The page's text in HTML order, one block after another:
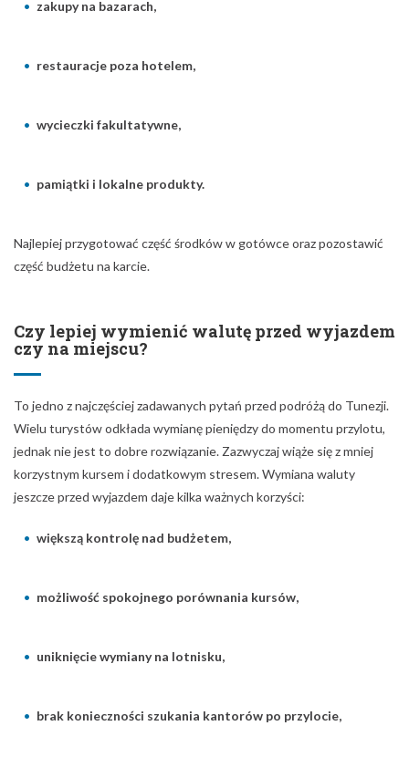
zakupy na bazarach,
restauracje poza hotelem,
wycieczki fakultatywne,
pamiątki i lokalne produkty.
Najlepiej przygotować część środków w gotówce oraz pozostawić
część budżetu na karcie.
Czy lepiej wymienić walutę przed wyjazdem
czy na miejscu?
To jedno z najczęściej zadawanych pytań przed podróżą do Tunezji.
Wielu turystów odkłada wymianę pieniędzy do momentu przylotu,
jednak nie jest to dobre rozwiązanie. Zazwyczaj wiąże się z mniej
korzystnym kursem i dodatkowym stresem. Wymiana waluty
jeszcze przed wyjazdem daje kilka ważnych korzyści:
większą kontrolę nad budżetem,
możliwość spokojnego porównania kursów,
uniknięcie wymiany na lotnisku,
brak konieczności szukania kantorów po przylocie,